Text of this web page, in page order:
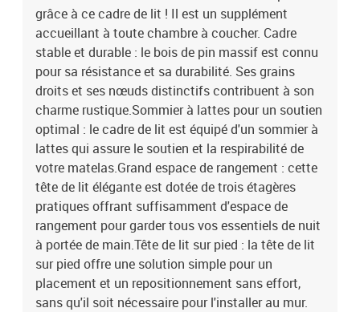
variée de matelas. Vous pouvez consulter notre boutique pour
trouver un matelas assorti.Couleur : blancMatériau : bois de pin
massifMatériau des lattes : contreplaquéDimensions totales : 219
x 160 x 82 cm (L x l x H)Dimensions du matelas correspondant :
150 x 200 cm (l x L) (matelas non inclus)Avec étagères de
rangementAssemblage requis : ouiLa livraison contient :1 x cadre
de lit1 x tête de lit
grâce à ce cadre de lit ! Il est un supplément
accueillant à toute chambre à coucher. Cadre
stable et durable : le bois de pin massif est connu
pour sa résistance et sa durabilité. Ses grains
droits et ses nœuds distinctifs contribuent à son
charme rustique.Sommier à lattes pour un soutien
optimal : le cadre de lit est équipé d'un sommier à
lattes qui assure le soutien et la respirabilité de
votre matelas.Grand espace de rangement : cette
tête de lit élégante est dotée de trois étagères
pratiques offrant suffisamment d'espace de
rangement pour garder tous vos essentiels de nuit
à portée de main.Tête de lit sur pied : la tête de lit
sur pied offre une solution simple pour un
placement et un repositionnement sans effort,
sans qu'il soit nécessaire pour l'installer au mur.